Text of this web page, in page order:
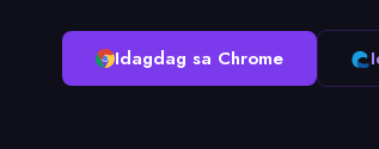
Idagdag sa Chrome